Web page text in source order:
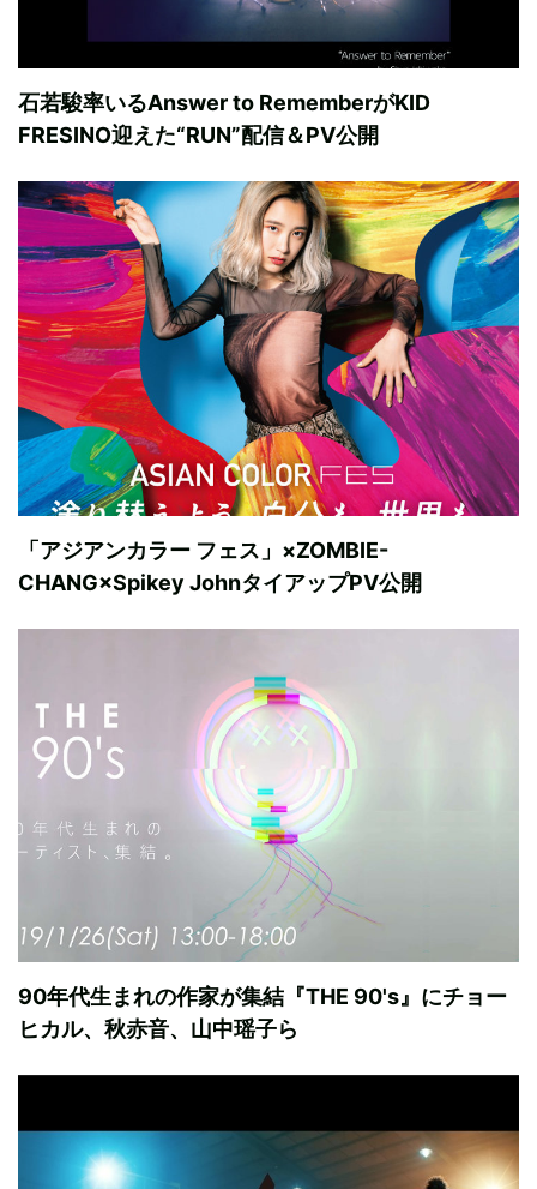
石若駿率いるAnswer to RememberがKID
FRESINO迎えた“RUN”配信＆PV公開
「アジアンカラー フェス」×ZOMBIE-
CHANG×Spikey JohnタイアップPV公開
90年代生まれの作家が集結『THE 90's』にチョー
ヒカル、秋赤音、山中瑶子ら